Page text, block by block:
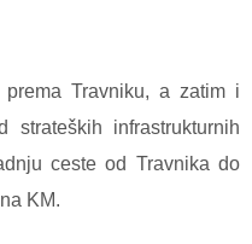
prema Travniku, a zatim i
infrastrukturnih
ceste od Travnika do
KM.